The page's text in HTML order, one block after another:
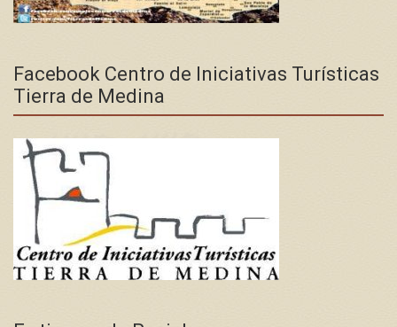
Facebook Centro de Iniciativas Turísticas
Tierra de Medina